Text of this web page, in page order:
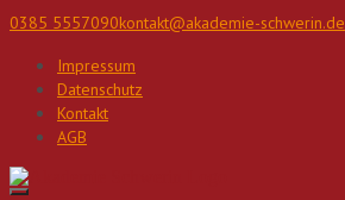
Direkt
Inhalt
0385 5557090kontakt@akademie-schwerin.de
Impressum
Datenschutz
Kontakt
AGB